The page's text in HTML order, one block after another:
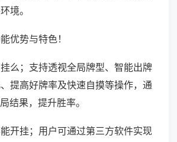
境。
优势与特色！
么；支持透视全局牌型、智能出牌
提高好牌率及快速自摸等操作，通
结果，提升胜率。
开挂；用户可通过第三方软件实现